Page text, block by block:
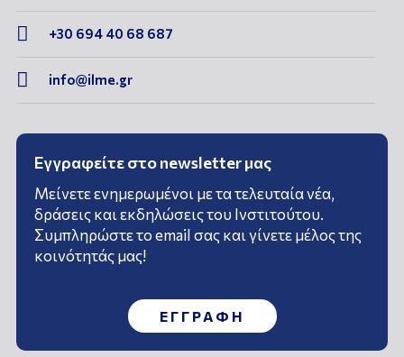
 +30 694 40 68 687
 info@ilme.gr
Εγγραφείτε στο newsletter μας
Μείνετε ενημερωμένοι με τα τελευταία νέα,
δράσεις και εκδηλώσεις του Ινστιτούτου.
Συμπληρώστε το email σας και γίνετε μέλος της
κοινότητάς μας!
ΕΓΓΡΑΦΗ